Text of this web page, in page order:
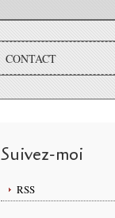
CONTACT
Suivez-moi
RSS